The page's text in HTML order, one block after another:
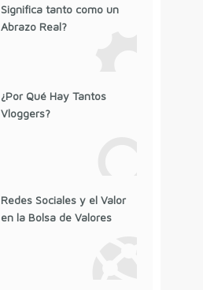
Significa tanto como un
Abrazo Real?
¿Por Qué Hay Tantos
Vloggers?
Redes Sociales y el Valor
en la Bolsa de Valores